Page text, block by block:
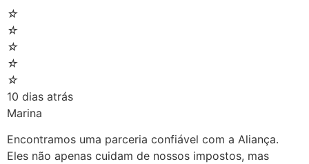
☆
☆
☆
☆
☆
10 dias atrás
Marina
Encontramos uma parceria confiável com a Aliança.
Eles não apenas cuidam de nossos impostos, mas